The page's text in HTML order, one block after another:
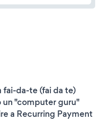
fai-da-te (fai da te)
un "computer guru"
a Recurring Payment